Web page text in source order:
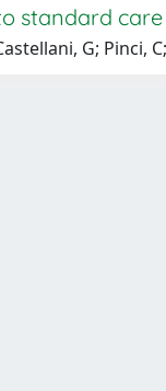
standard
G; Pinci,